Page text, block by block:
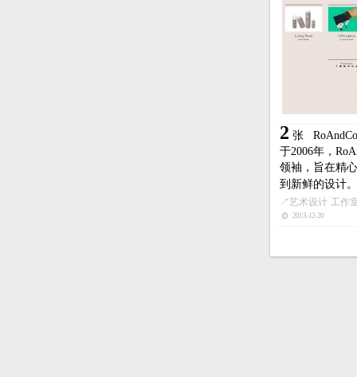
2 张
于2006年，
领袖，旨在精
到新鲜的设计。
↗艺术设计 工作
2013-12-20